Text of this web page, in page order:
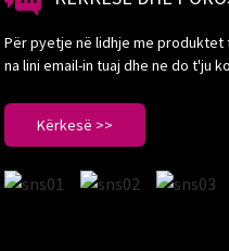
Për pyetje në lidhje me
na lini email-in tuaj dhe ne do t'ju
Kërkesë >>